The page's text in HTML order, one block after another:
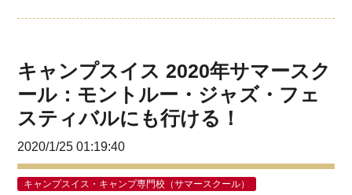
キャンプスイス 2020年サマースク
ール：モントルー・ジャズ・フェ
スティバルにも行ける！
2020/1/25 01:19:40
キャンプスイス・キャンプ専門校（サマースクール）